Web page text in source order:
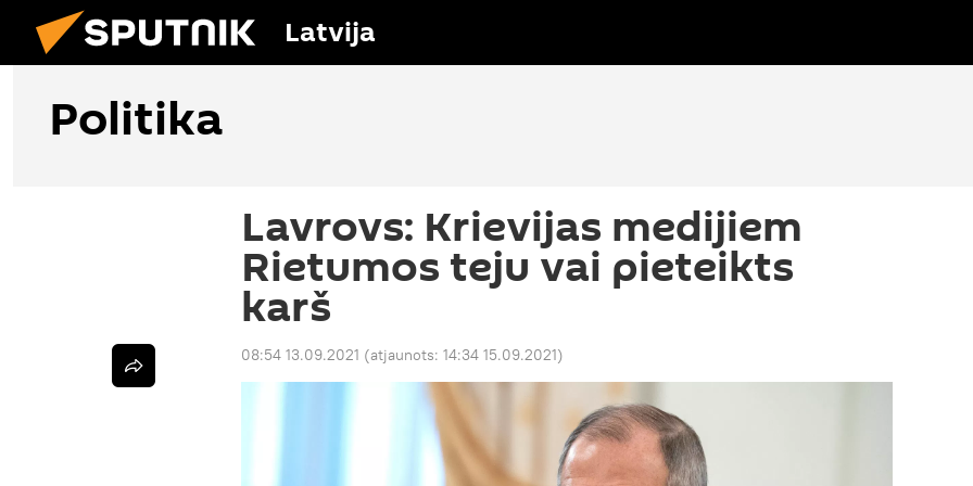
Latvija
Politika
Lavrovs: Krievijas medijiem
Rietumos teju vai pieteikts
karš
08:54 13.09.2021 (atjaunots: 14:34 15.09.2021)